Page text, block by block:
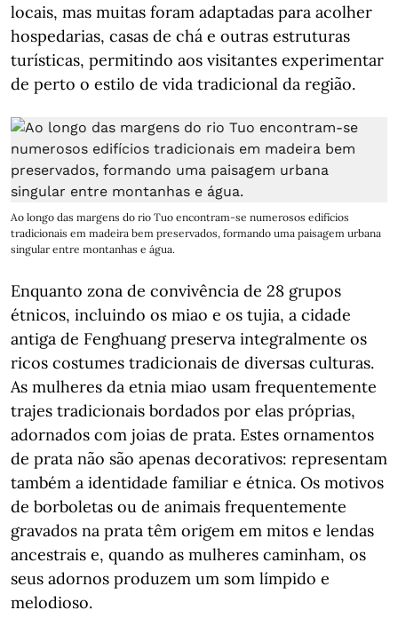
locais, mas muitas foram adaptadas para acolher
hospedarias, casas de chá e outras estruturas
turísticas, permitindo aos visitantes experimentar
de perto o estilo de vida tradicional da região.
Ao longo das margens do rio Tuo encontram-se numerosos edifícios
tradicionais em madeira bem preservados, formando uma paisagem urbana
singular entre montanhas e água.
Enquanto zona de convivência de 28 grupos
étnicos, incluindo os miao e os tujia, a cidade
antiga de Fenghuang preserva integralmente os
ricos costumes tradicionais de diversas culturas.
As mulheres da etnia miao usam frequentemente
trajes tradicionais bordados por elas próprias,
adornados com joias de prata. Estes ornamentos
de prata não são apenas decorativos: representam
também a identidade familiar e étnica. Os motivos
de borboletas ou de animais frequentemente
gravados na prata têm origem em mitos e lendas
ancestrais e, quando as mulheres caminham, os
seus adornos produzem um som límpido e
melodioso.